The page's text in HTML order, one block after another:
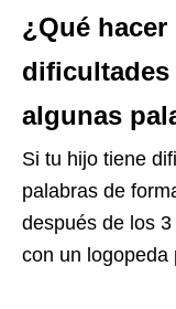
¿Qué
algunas
Si tu hijo tiene
palabras de
después de los
con un logopeda